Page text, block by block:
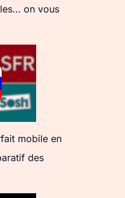
on vous
mobile en
des